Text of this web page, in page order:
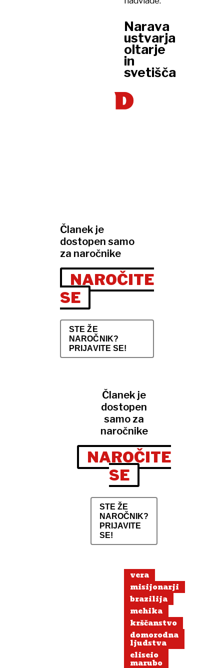
Narava
ustvarja
oltarje
in
svetišča
Članek je
dostopen samo
za naročnike
NAROČITE
SE
STE ŽE
NAROČNIK?
PRIJAVITE SE!
Članek je
dostopen
samo za
naročnike
NAROČITE
SE
STE ŽE
NAROČNIK?
PRIJAVITE
SE!
vera
misijonarji
brazilija
mehika
krščanstvo
domorodna
ljudstva
eliseio
marubo